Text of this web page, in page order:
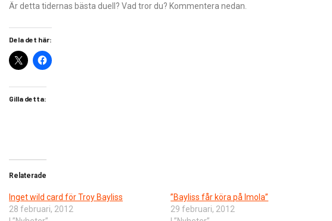
Är detta tidernas bästa duell? Vad tror du? Kommentera nedan.
Dela det här:
Gilla detta:
Relaterade
Inget wild card för Troy Bayliss
28 februari, 2012
”Bayliss får köra på Imola”
29 februari, 2012